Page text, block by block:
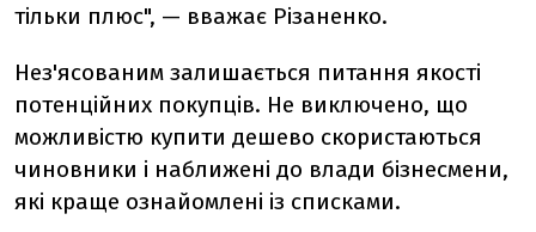
тільки плюс", — вважає Різаненко.
Нез'ясованим залишається питання якості
потенційних покупців. Не виключено, що
можливістю купити дешево скористаються
чиновники і наближені до влади бізнесмени,
які краще ознайомлені із списками.